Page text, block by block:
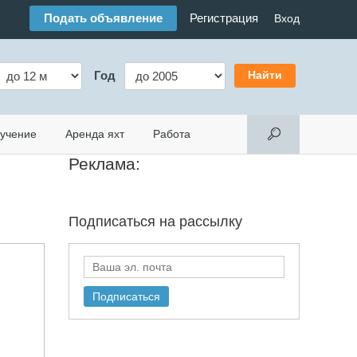
Подать объявление Регистрация Вход
Год
Аренда яхт Работа
Реклама:
Подписаться на рассылку